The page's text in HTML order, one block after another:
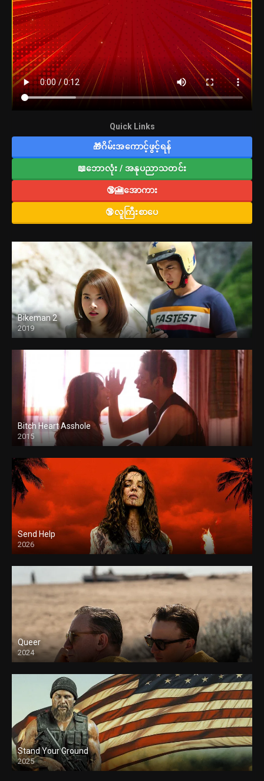
Quick Links
🎁ဂိမ်းအကောင့်ဖွင့်ရန်
📖ဘောလုံး / အနုပညာသတင်း
🔞🎦အောကား
🔞လူကြီးစာပေ
Bikeman 2
2019
Bitch Heart Asshole
2015
Send Help
2026
Queer
2024
Stand Your Ground
2025